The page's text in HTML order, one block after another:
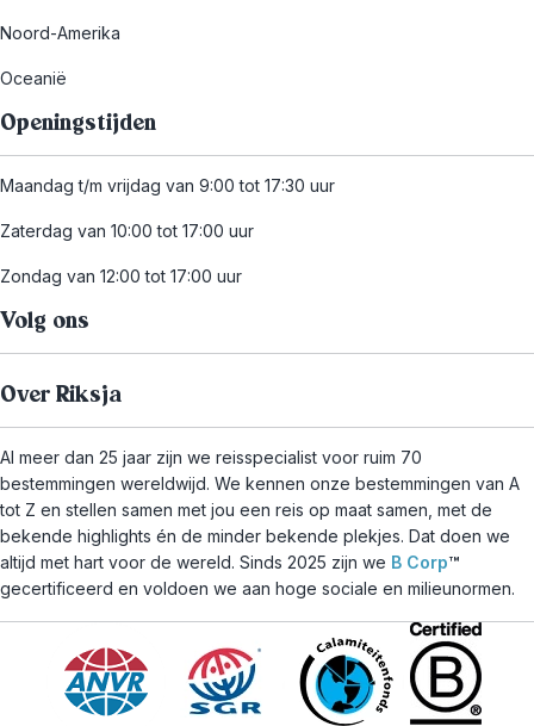
Noord-Amerika
Oceanië
Openingstijden
Maandag t/m vrijdag van 9:00 tot 17:30 uur
Zaterdag van 10:00 tot 17:00 uur
Zondag van 12:00 tot 17:00 uur
Volg ons
Over Riksja
Al meer dan 25 jaar zijn we reisspecialist voor ruim 70
bestemmingen wereldwijd. We kennen onze bestemmingen van A
tot Z en stellen samen met jou een reis op maat samen, met de
bekende highlights én de minder bekende plekjes. Dat doen we
altijd met hart voor de wereld. Sinds 2025 zijn we B Corp™
gecertificeerd en voldoen we aan hoge sociale en milieunormen.